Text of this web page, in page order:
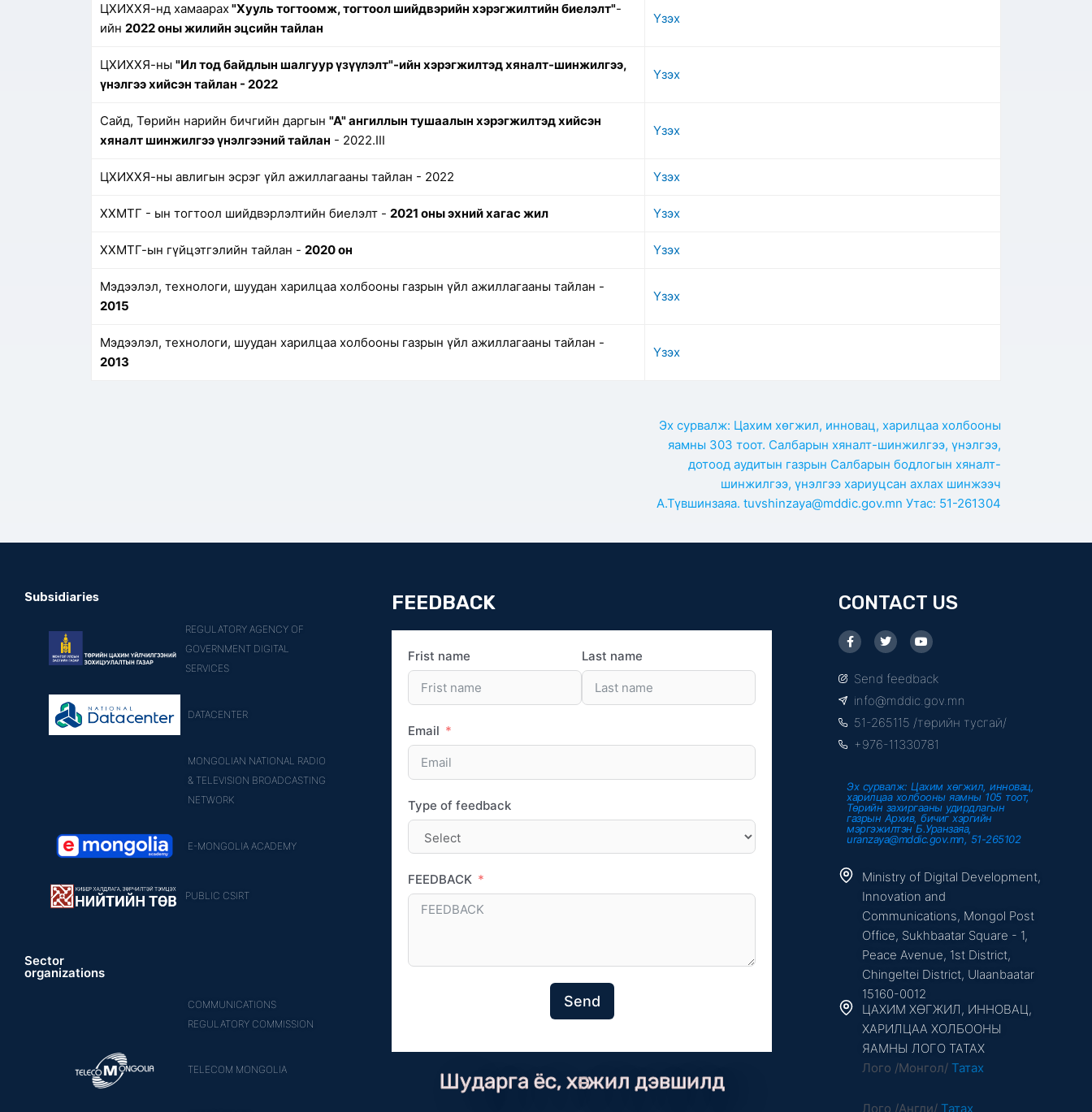
ЦХИХХЯ-нд хамаарах"Хууль тогтоомж, тогтоол шийдвэрийн хэрэгжилтийн биелэлт"-
ийн 2022 оны жилийн эцсийн тайлан
Үзэх
ЦХИХХЯ-ны "Ил тод байдлын шалгуур үзүүлэлт"-ийн хэрэгжилтэд хяналт-шинжилгээ,
үнэлгээ хийсэн тайлан - 2022
Үзэх
Сайд, Төрийн нарийн бичгийн даргын "А" ангиллын тушаалын хэрэгжилтэд хийсэн
хяналт шинжилгээ үнэлгээний тайлан - 2022.III
Үзэх
ЦХИХХЯ-ны авлигын эсрэг үйл ажиллагааны тайлан - 2022 Үзэх
ХХМТГ - ын тогтоол шийдвэрлэлтийн биелэлт - 2021 оны эхний хагас жил Үзэх
ХХМТГ-ын гүйцэтгэлийн тайлан - 2020 он Үзэх
Мэдээлэл, технологи, шуудан харилцаа холбооны газрын үйл ажиллагааны тайлан -
2015
Үзэх
Мэдээлэл, технологи, шуудан харилцаа холбооны газрын үйл ажиллагааны тайлан -
2013
Үзэх
Эх сурвалж: Цахим хөгжил, инновац, харилцаа холбооны
яамны 303 тоот. Салбарын хяналт-шинжилгээ, үнэлгээ,
дотоод аудитын газрын Салбарын бодлогын хяналт-
шинжилгээ, үнэлгээ хариуцсан ахлах шинжээч
А.Түвшинзаяа. tuvshinzaya@mddic.gov.mn Утас: 51-261304
Subsidiaries
REGULATORY AGENCY OF
GOVERNMENT DIGITAL
SERVICES
DATACENTER
MONGOLIAN NATIONAL RADIO
& TELEVISION BROADCASTING
NETWORK
E-MONGOLIA ACADEMY
PUBLIC CSIRT
Sector
organizations
COMMUNICATIONS
REGULATORY COMMISSION
TELECOM MONGOLIA
FEEDBACK
Frist name Last name
Email
Type of feedback
FEEDBACK
Send
Шударга ёс, хөгжил дэвшилд
CONTACT US
F
a
c
b
o
T
w
i
t
r
Y
o
u
u
e
Send feedback
info@mddic.gov.mn
51-265115 /төрийн тусгай/
+976-11330781
Эх сурвалж: Цахим хөгжил, инновац,
харилцаа холбооны яамны 105 тоот,
Төрийн захиргааны удирдлагын
газрын Архив, бичиг хэргийн
мэргэжилтэн Б.Уранзаяа,
uranzaya@mddic.gov.mn, 51-265102
Ministry of Digital Development,
Innovation and
Communications, Mongol Post
Office, Sukhbaatar Square - 1,
Peace Avenue, 1st District,
Chingeltei District, Ulaanbaatar
15160-0012
ЦАХИМ ХӨГЖИЛ, ИННОВАЦ,
ХАРИЛЦАА ХОЛБООНЫ
ЯАМНЫ ЛОГО ТАТАХ
Лого /Монгол/Татах
Лого /Англи/Татах